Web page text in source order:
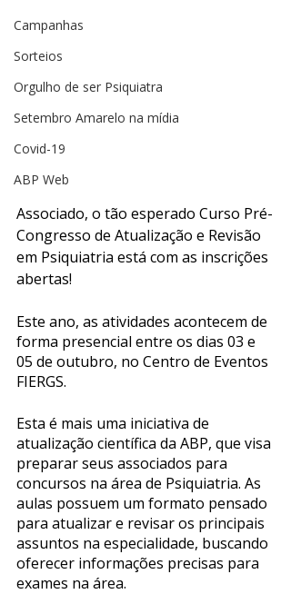
Campanhas
Sorteios
Orgulho de ser Psiquiatra
Setembro Amarelo na mídia
Covid-19
ABP Web
Associado, o tão esperado Curso Pré-
Congresso de Atualização e Revisão
em Psiquiatria está com as inscrições
abertas!
Este ano, as atividades acontecem de
forma presencial entre os dias 03 e
05 de outubro, no Centro de Eventos
FIERGS.
Esta é mais uma iniciativa de
atualização científica da ABP, que visa
preparar seus associados para
concursos na área de Psiquiatria. As
aulas possuem um formato pensado
para atualizar e revisar os principais
assuntos na especialidade, buscando
oferecer informações precisas para
exames na área.